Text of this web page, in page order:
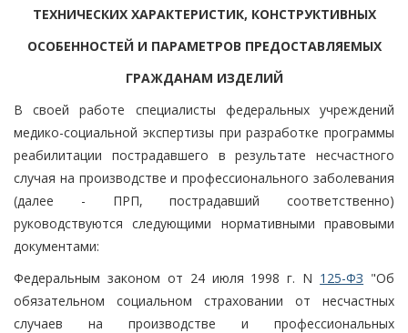
ТЕХНИЧЕСКИХ ХАРАКТЕРИСТИК, КОНСТРУКТИВНЫХ
ОСОБЕННОСТЕЙ И ПАРАМЕТРОВ ПРЕДОСТАВЛЯЕМЫХ
ГРАЖДАНАМ ИЗДЕЛИЙ
В своей работе специалисты федеральных учреждений
медико-социальной экспертизы при разработке программы
реабилитации пострадавшего в результате несчастного
случая на производстве и профессионального заболевания
(далее - ПРП, пострадавший соответственно)
руководствуются следующими нормативными правовыми
документами:
Федеральным законом от 24 июля 1998 г. N 125-ФЗ "Об
обязательном социальном страховании от несчастных
случаев на производстве и профессиональных